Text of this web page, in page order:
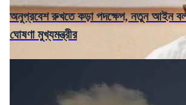
অনুপ্রবেশ রুখতে কড়া পদক্ষেপ, নতুন আইন
ঘোষণা মুখ্যমন্ত্রীর